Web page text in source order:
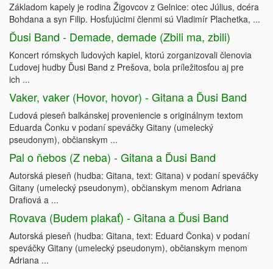
Základom kapely je rodina Žigovcov z Gelnice: otec Július, dcéra
Bohdana a syn Filip. Hosťujúcimi členmi sú Vladimír Plachetka, ...
Ďusi Band - Demade, demade (Zbili ma, zbili)
Koncert rómskych ľudových kapiel, ktorú zorganizovali členovia
Ľudovej hudby Ďusi Band z Prešova, bola príležitosťou aj pre
ich ...
Vaker, vaker (Hovor, hovor) - Gitana a Ďusi Band
Ľudová pieseň balkánskej proveniencie s originálnym textom
Eduarda Čonku v podaní speváčky Gitany (umelecký
pseudonym), občianskym ...
Pal o ňebos (Z neba) - Gitana a Ďusi Band
Autorská pieseň (hudba: Gitana, text: Gitana) v podaní speváčky
Gitany (umelecký pseudonym), občianskym menom Adriana
Drafiová a ...
Rovava (Budem plakať) - Gitana a Ďusi Band
Autorská pieseň (hudba: Gitana, text: Eduard Čonka) v podaní
speváčky Gitany (umelecký pseudonym), občianskym menom
Adriana ...